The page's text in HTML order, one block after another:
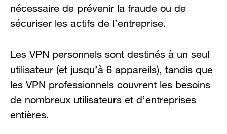
nécessaire de prévenir la fraude ou de
sécuriser les actifs de l’entreprise.
Les VPN personnels sont destinés à un seul
utilisateur (et jusqu’à 6 appareils), tandis que
les VPN professionnels couvrent les besoins
de nombreux utilisateurs et d’entreprises
entières.